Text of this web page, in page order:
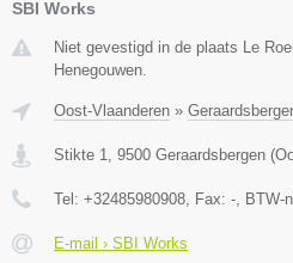
SBI Works
Niet gevestigd in de plaats Le
Henegouwen.
Oost-Vlaanderen »
Stikte 1, 9500 Geraardsbergen (
Tel: +32485980908, Fax: -, BTW-
E-mail › SBI Works